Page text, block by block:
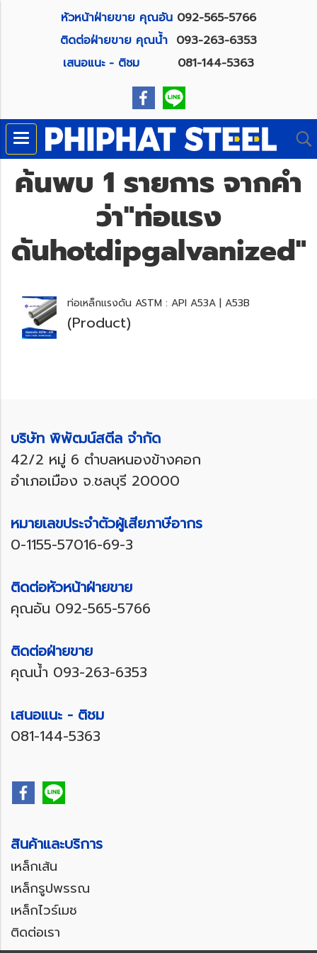
หัวหน้าฝ่ายขาย คุณอัน 092-565-5766
ติดต่อฝ่ายขาย คุณน้ำ 093-263-6353
เสนอแนะ - ติชม 081-144-5363
ค้นพบ 1 รายการ จากคำ
ว่า"ท่อแรง
ดันhotdipgalvanized"
ท่อเหล็กแรงดัน ASTM : API A53A | A53B
(Product)
บริษัท พิพัฒน์สตีล จำกัด
42/2 หมู่ 6 ตำบลหนองข้างคอก
อำเภอเมือง จ.ชลบุรี 20000
หมายเลขประจำตัวผู้เสียภาษีอากร
0-1155-57016-69-3
ติดต่อหัวหน้าฝ่ายขาย
คุณอัน 092-565-5766
ติดต่อฝ่ายขาย
คุณน้ำ 093-263-6353
เสนอแนะ - ติชม
081-144-5363
สินค้าและบริการ
เหล็กเส้น
เหล็กรูปพรรณ
เหล็กไวร์เมช
ติดต่อเรา